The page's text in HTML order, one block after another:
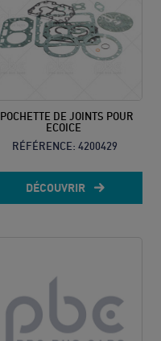
POCHETTE DE JOINTS POUR
ECOICE
RÉFÉRENCE: 4200429
DÉCOUVRIR